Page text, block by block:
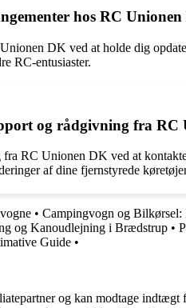
hos RC
DK ved at holde dig
RC-entusiaster.
og rådgivning fra RC
RC Unionen DK ved at
af dine fjernstyrede
• Campingvogn og
og Kanoudlejning i Brædstrup •
Guide •
og kan modtage indtægt